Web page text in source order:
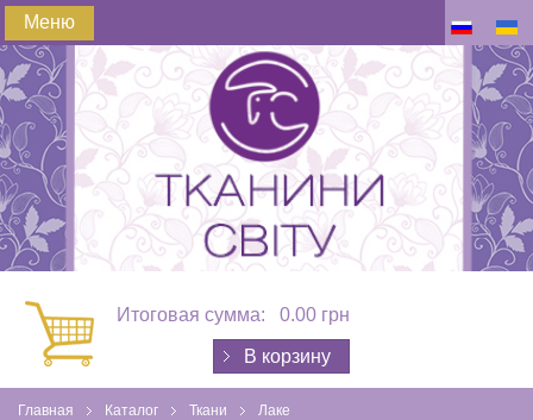
Меню
Итоговая сумма: 0.00 грн
В корзину
Главная Каталог Ткани Лаке